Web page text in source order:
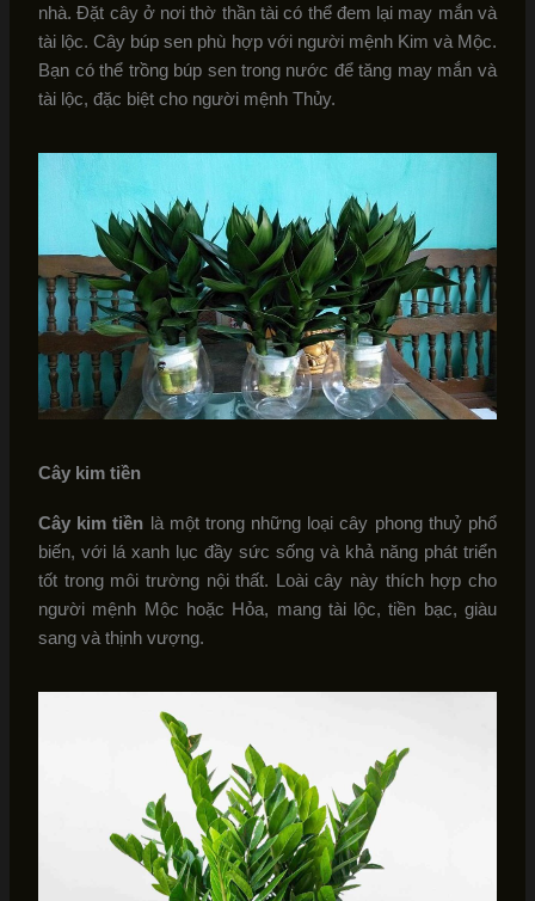
nhà. Đặt cây ở nơi thờ thần tài có thể đem lại may mắn và
tài lộc. Cây búp sen phù hợp với người mệnh Kim và Mộc.
Bạn có thể trồng búp sen trong nước để tăng may mắn và
tài lộc, đặc biệt cho người mệnh Thủy.
Cây kim tiền
Cây kim tiền là một trong những loại cây phong thuỷ phổ
biến, với lá xanh lục đầy sức sống và khả năng phát triển
tốt trong môi trường nội thất. Loài cây này thích hợp cho
người mệnh Mộc hoặc Hỏa, mang tài lộc, tiền bạc, giàu
sang và thịnh vượng.